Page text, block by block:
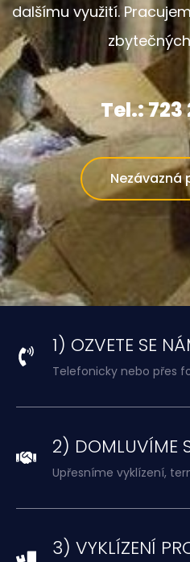
dalšímu využití.
Tel.: 723
Nezávazná
1) OZVETE SE
Telefonicky nebo přes
2) DOMLUVÍME
Upřesníme vyklízení,
3) VYKLÍZENÍ